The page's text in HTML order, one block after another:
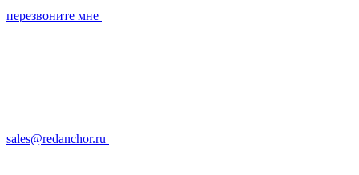
перезвоните мне
sales@redanchor.ru